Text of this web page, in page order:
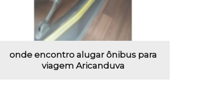
onde encontro alugar ônibus para
viagem Aricanduva